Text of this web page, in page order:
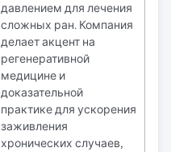
давлением для лечения
сложных ран. Компания
делает акцент на
регенеративной
медицине и
доказательной
практике для ускорения
заживления
хронических случаев,